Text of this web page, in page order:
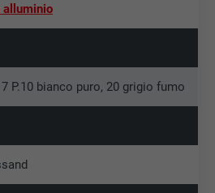
alluminio
P.10 bianco puro, 20 grigio fumo